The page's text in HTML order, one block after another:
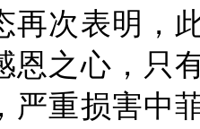
再次表明，
恩之心，只
严重损害中